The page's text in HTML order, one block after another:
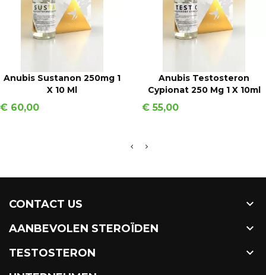
IN WINKELMAND
Anubis Sustanon 250mg 1
X 10 Ml
Prijs
€ 60,00
IN WINKELMAND
Anubis Testosteron
Cypionat 250 Mg 1 X 10ml
Prijs
€ 55,00
CONTACT US 
AANBEVOLEN STEROÏDEN 
TESTOSTERON 